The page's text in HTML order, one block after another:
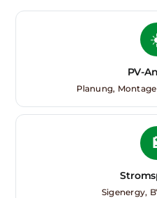
PV-
Planung,
Sigenergy,